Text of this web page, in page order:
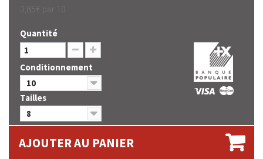
3,85€ par 10
Quantité
Conditionnement
10
Tailles
8
AJOUTER AU PANIER